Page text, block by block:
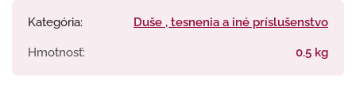
Kategória: Duše , tesnenia a iné príslušenstvo
Hmotnosť: 0.5 kg